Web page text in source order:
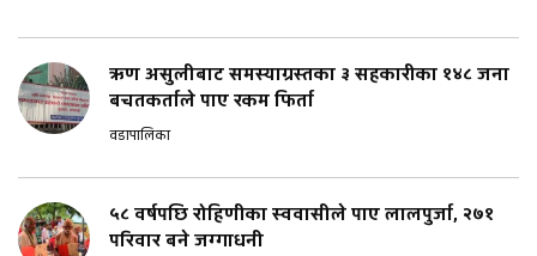
ऋण असुलीबाट समस्याग्रस्तका ३ सहकारीका १४८ जना
बचतकर्ताले पाए रकम फिर्ता
वडापालिका
५८ वर्षपछि रोहिणीका स्ववासीले पाए लालपुर्जा, २७१
परिवार बने जग्गाधनी